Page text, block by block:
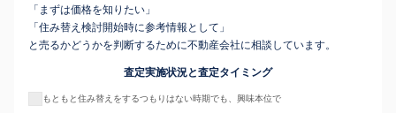
「まずは価格を知りたい」
「住み替え検討開始時に参考情報として」
と売るかどうかを判断するために不動産会社に相談しています。
査定実施状況と査定タイミング
もともと住み替えをするつもりはない時期でも、興味本位で